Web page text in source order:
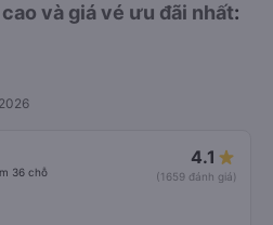
và giá vé ưu đãi nhất:
36 chỗ
4.1
(1659 đánh giá)